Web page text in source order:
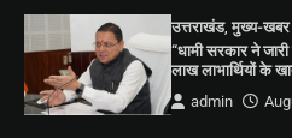
उत्तराखंड,मुख्य-
“धामी सरकार ने
लाख लाभार्थियों के
admin